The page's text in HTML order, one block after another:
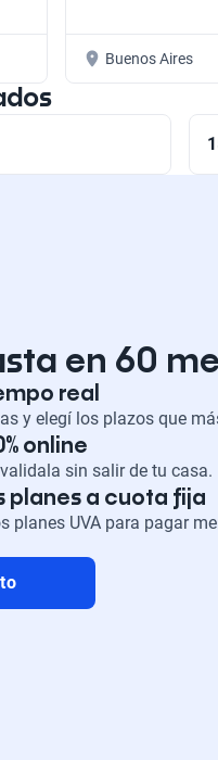
Buenos Aires
en 60
real
y elegí los plazos que
online
sin salir de tu casa.
planes a cuota fija
planes UVA para pagar